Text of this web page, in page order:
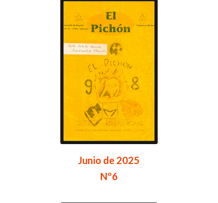
Junio de 2025
Nº6